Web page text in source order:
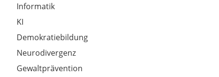
Informatik
KI
Demokratiebildung
Neurodivergenz
Gewaltprävention